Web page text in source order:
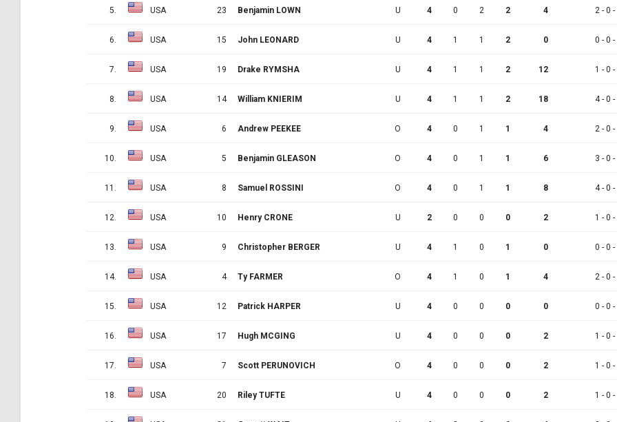
5. USA 23 Benjamin LOWN U 4 0 2 2 4 2 - 0 -
6. USA 15 John LEONARD U 4 1 1 2 0 0 - 0 -
7. USA 19 Drake RYMSHA U 4 1 1 2 12 1 - 0 -
8. USA 14 William KNIERIM U 4 1 1 2 18 4 - 0 -
9. USA 6 Andrew PEEKEE O 4 0 1 1 4 2 - 0 -
10. USA 5 Benjamin GLEASON O 4 0 1 1 6 3 - 0 -
11. USA 8 Samuel ROSSINI O 4 0 1 1 8 4 - 0 -
12. USA 10 Henry CRONE U 2 0 0 0 2 1 - 0 -
13. USA 9 Christopher BERGER U 4 1 0 1 0 0 - 0 -
14. USA 4 Ty FARMER O 4 1 0 1 4 2 - 0 -
15. USA 12 Patrick HARPER U 4 0 0 0 0 0 - 0 -
16. USA 17 Hugh MCGING U 4 0 0 0 2 1 - 0 -
17. USA 7 Scott PERUNOVICH O 4 0 0 0 2 1 - 0 -
18. USA 20 Riley TUFTE U 4 0 0 0 2 1 - 0 -